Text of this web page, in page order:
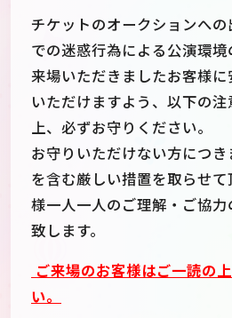
チケットのオークションへ
での迷惑行為による公演環
来場いただきましたお客様
いただけますよう、以下の
上、必ずお守りください。
お守りいただけない方につ
を含む厳しい措置を取らせ
様一人一人のご理解・ご協
致します。
ご来場のお客様はご一読の
い。